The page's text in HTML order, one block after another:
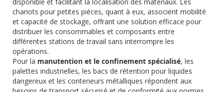
chariots pour petites pièces, quant à eux, associent mobilité
et capacité de stockage, offrant une solution efficace pour
distribuer les consommables et composants entre
différentes stations de travail sans interrompre les
opérations.
Pour la manutention et le confinement spécialisé, les
palettes industrielles, les bacs de rétention pour liquides
dangereux et les conteneurs métalliques répondent aux